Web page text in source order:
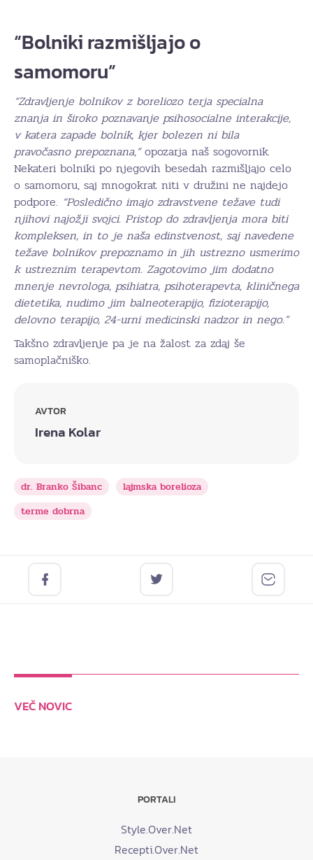
“Bolniki razmišljajo o
samomoru”
“Zdravljenje bolnikov z boreliozo terja specialna
znanja in široko poznavanje psihosocialne interakcije,
v katera zapade bolnik, kjer bolezen ni bila
pravočasno prepoznana,”opozarja naš sogovornik.
Nekateri bolniki po njegovih besedah razmišljajo celo
o samomoru, saj mnogokrat niti v družini ne najdejo
podpore. “Posledično imajo zdravstvene težave tudi
njihovi najožji svojci. Pristop do zdravljenja mora biti
kompleksen, in to je naša edinstvenost, saj navedene
težave bolnikov prepoznamo in jih ustrezno usmerimo
k ustreznim terapevtom. Zagotovimo jim dodatno
mnenje nevrologa, psihiatra, psihoterapevta, kliničnega
dietetika, nudimo jim balneoterapijo, fizioterapijo,
delovno terapijo, 24-urni medicinski nadzor in nego.”
Takšno zdravljenje pa je na žalost za zdaj še
samoplačniško.
AVTOR
Irena Kolar
dr. Branko Šibanc
lajmska borelioza
terme dobrna
VEČ NOVIC
PORTALI
Style.Over.Net
Recepti.Over.Net